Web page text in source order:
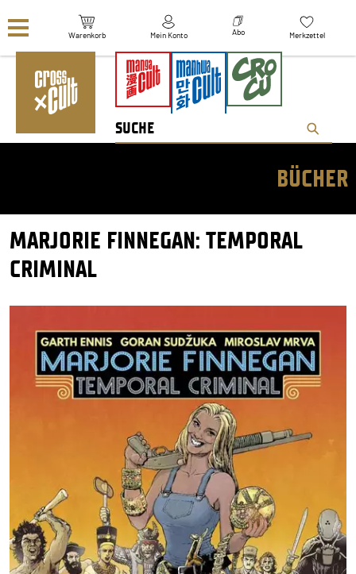
Warenkorb Mein Konto Abo Merkzettel
BÜCHER
MARJORIE FINNEGAN: TEMPORAL
CRIMINAL